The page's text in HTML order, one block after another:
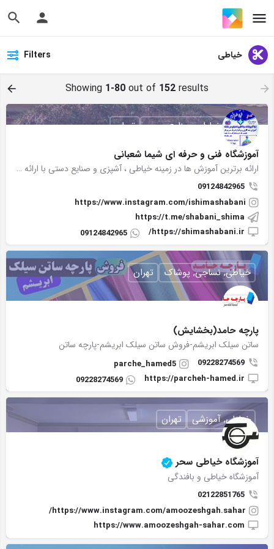
خیاطی Filters
Showing 1-80 out of 152 results
آموزشگاه فنی و حرفه ای شیما شعبانی
ارائه برترین آموزش ها در زمینه خیاطی ، آشپزی و صنایع دستی با ارائه مدرک بین المللی فنی و حرفه ای
09124842965
https://www.instagram.com/ishimashabani
https://t.me/shabani_shima
https://shimashabani.ir/
09124842965
آشپزی, خیاطی, صنایع چوبی تهران
پارچه حامد(بخشایش)
ساتن سیلک ابریشم-فروش ساتن سیلک ابریشم-پارچه ساتن
09228274569
parche_hamed5
https://parcheh-hamed.ir
09228274569
خیاطی, نساجی, پوشاک تهران
آموزشگاه خیاطی سحر
آموزشگاه خیاطی و بافندگی
02122851765
https://www.instagram.com/amoozeshgah.sahar/
https://www.amoozeshgah-sahar.com
خیاطی, آموزشی تهران